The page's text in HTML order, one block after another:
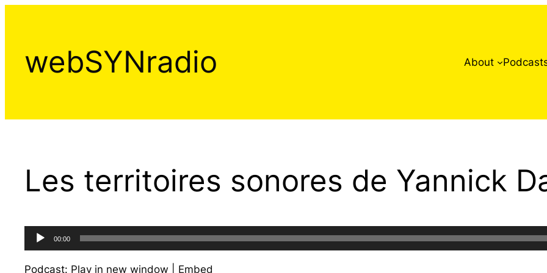
webSYNradio About
Les territoires sonores de Yannick
Lecteur
audio
00:00
Podcast: Play in new window Embed